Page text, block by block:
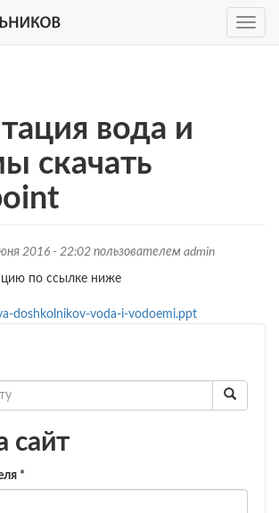
Toggle
вода и
скачать
2016 - 22:02 пользователем admin
по ссылке ниже
doshkolnikov-voda-i-vodoemi.ppt
сайт
*